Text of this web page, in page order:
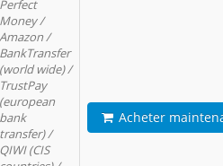
Perfect
Money /
Amazon /
BankTransfer
(world wide) /
TrustPay
(european
bank
transfer) /
QIWI (CIS
Acheter